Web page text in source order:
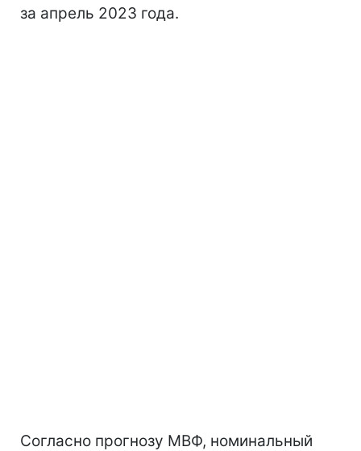
за апрель 2023 года.
Согласно прогнозу МВФ, номинальный